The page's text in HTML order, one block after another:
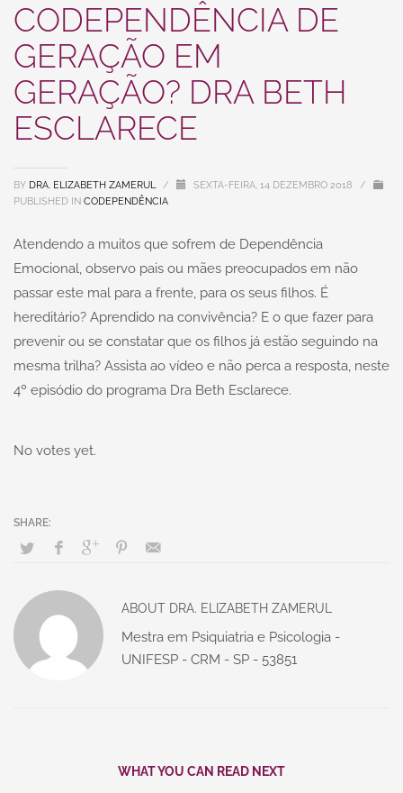
CODEPENDÊNCIA DE
GERAÇÃO EM
GERAÇÃO? DRA BETH
ESCLARECE
BY DRA. ELIZABETH ZAMERUL / SEXTA-FEIRA, 14 DEZEMBRO 2018
/
PUBLISHED IN CODEPENDÊNCIA
Atendendo a muitos que sofrem de Dependência
Emocional, observo pais ou mães preocupados em não
passar este mal para a frente, para os seus filhos. É
hereditário? Aprendido na convivência? E o que fazer para
prevenir ou se constatar que os filhos já estão seguindo na
mesma trilha? Assista ao vídeo e não perca a resposta, neste
4º episódio do programa Dra Beth Esclarece.
No votes yet.
ABOUT DRA. ELIZABETH ZAMERUL
Mestra em Psiquiatria e Psicologia -
UNIFESP - CRM - SP - 53851
WHAT YOU CAN READ NEXT